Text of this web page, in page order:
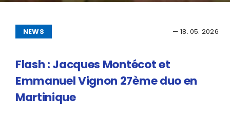
NEWS — 18. 05. 2026
Flash : Jacques Montécot et
Emmanuel Vignon 27ème duo en
Martinique